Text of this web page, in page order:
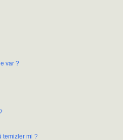
var ?
temizler mi ?